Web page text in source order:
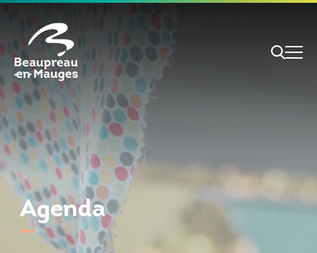
RECHERCHE
Agenda
Je veux
Papiers d'identité Portail Famille
Cookies management panel